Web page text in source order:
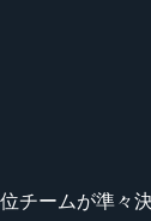
チームが準々